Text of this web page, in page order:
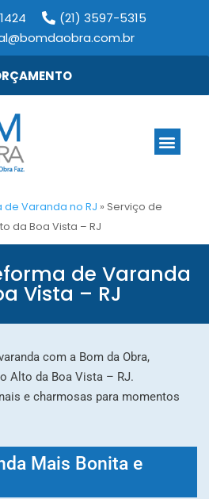
(21) 3597-5315
Varanda no RJ » Serviço de
da Boa Vista – RJ
de Varanda
Vista – RJ
com a Bom da Obra,
Alto da Boa Vista – RJ.
e charmosas para momentos
Mais Bonita e